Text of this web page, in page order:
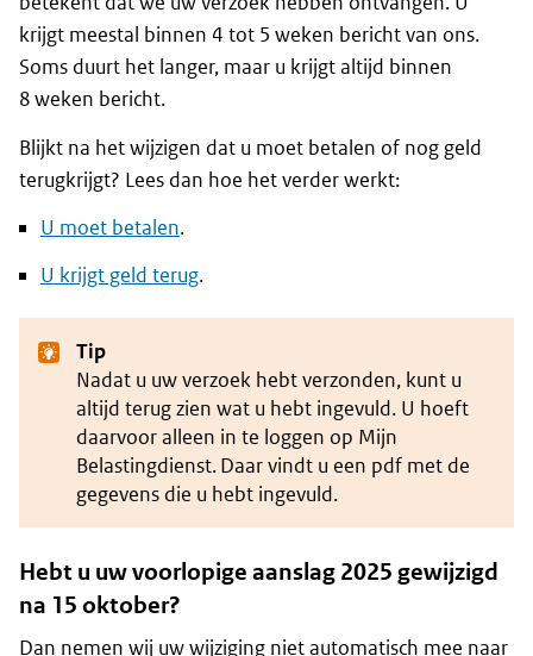
krijgt meestal binnen 4 tot 5 weken bericht van ons.
Soms duurt het langer, maar u krijgt altijd binnen
8 weken bericht.
Blijkt na het wijzigen dat u moet betalen of nog geld
terugkrijgt? Lees dan hoe het verder werkt:
U moet betalen.
U krijgt geld terug.
Tip
Nadat u uw verzoek hebt verzonden, kunt u
altijd terug zien wat u hebt ingevuld. U hoeft
daarvoor alleen in te loggen op Mijn
Belastingdienst. Daar vindt u een pdf met de
gegevens die u hebt ingevuld.
Hebt u uw voorlopige aanslag 2025 gewijzigd
na 15 oktober?
Dan nemen wij uw wijziging niet automatisch mee naar